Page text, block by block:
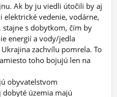
Ak by ju viedli útočili by aj
vedenie, vodárne,
s dobytkom, čím by
energií a vody/jedla
zachvílu pomrela. To
toho bojujú len na
obyvatelstvom
dobyté územia majú